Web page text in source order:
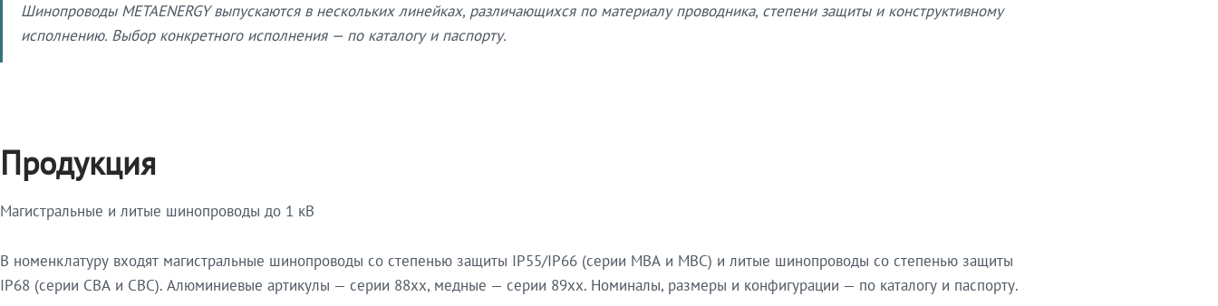
Шинопроводы METAENERGY выпускаются в нескольких линейках, различающихся по материалу проводника, степени защиты и конструктивному
исполнению. Выбор конкретного исполнения — по каталогу и паспорту.
Продукция
Магистральные и литые шинопроводы до 1 кВ
В номенклатуру входят магистральные шинопроводы со степенью защиты IP55/IP66 (серии МВА и МВС) и литые шинопроводы со степенью защиты
IP68 (серии СВА и СВС). Алюминиевые артикулы — серии 88xx, медные — серии 89xx. Номиналы, размеры и конфигурации — по каталогу и паспорту.